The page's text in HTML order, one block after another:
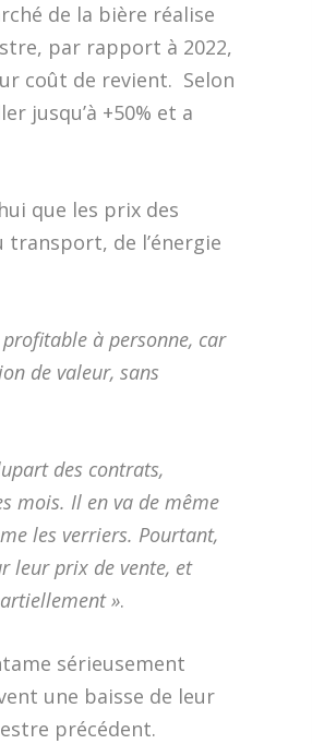
de la bière réalise
par rapport à 2022,
coût de revient. Selon
jusqu’à +50% et a
que les prix des
de l’énergie
à personne, car
de valeur, sans
des contrats,
mois. Il en va de même
les verriers. Pourtant,
leur prix de vente, et
».
sérieusement
une baisse de leur
précédent.